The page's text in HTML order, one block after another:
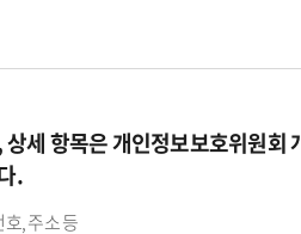
세 항목은 개인정보보호위원회
.
, 주소 등